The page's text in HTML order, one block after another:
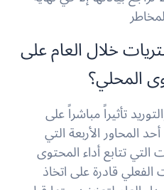
خلال العام على
المحلي؟
تأثيراً مباشراً على
المحاور الأربعة التي
تتابع أداء المحتوى
قادرة على اتخاذ